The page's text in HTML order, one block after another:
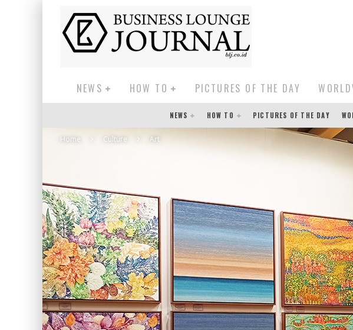
NEWS HOW TO PICTURES OF THE DAY
NEWS HOW TO PICTURES OF THE DAY
Home Culture Art